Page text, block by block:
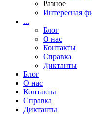
Разное
Интересная
...
Блог
О нас
Контакты
Справка
Диктанты
Блог
О нас
Контакты
Справка
Диктанты